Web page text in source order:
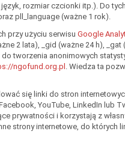
rozmiar czcionki itp.). Do
pll_language (ważne 1 rok).
przy użyciu serwisu Google
2 lata), _gid (ważne 24 h),
tworzenia anonimowych
ngofund.org.pl
. Wiedza ta
się linki do stron
YouTube, LinkedIn lub
prywatności i korzystają z
strony internetowe, do których